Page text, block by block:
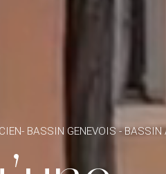
BASSIN GENEVOIS -